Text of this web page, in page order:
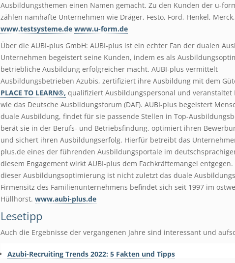
Ausbildungsthemen einen Namen gemacht. Zu den Kunden der u-
zählen namhafte Unternehmen wie Dräger, Festo, Ford, Henkel,
www.testsysteme.de www.u-form.de
Über die AUBI-plus GmbH: AUBI-plus ist ein echter Fan der dualen
Unternehmen begeistert seine Kunden, indem es als
betriebliche Ausbildung erfolgreicher macht. AUBI-plus vermittelt
Ausbildungsbetrieben Azubis, zertifiziert ihre Ausbildung mit dem
PLACE TO LEARN®, qualifiziert Ausbildungspersonal und veranstaltet
wie das Deutsche Ausbildungsforum (DAF). AUBI-plus begeistert
duale Ausbildung, findet für sie passende Stellen in Top-
berät sie in der Berufs- und Betriebsfindung, optimiert ihren
und sichert ihren Ausbildungserfolg. Hierfür betreibt das
plus.de eines der führenden Ausbildungsportale im
diesem Engagement wirkt AUBI-plus dem Fachkräftemangel
dieser Ausbildungsoptimierung ist nicht zuletzt das duale
Firmensitz des Familienunternehmens befindet sich seit 1997 im
Hüllhorst. www.aubi-plus.de
Lesetipp
Auch die Ergebnisse der vergangenen Jahre sind interessant und
Azubi-Recruiting Trends 2022: 5 Fakten und Tipps